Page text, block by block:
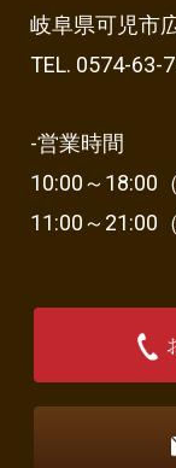
岐阜県可児市
TEL. 0574-63-
-営業時間
10:00～18:00
11:00～21:00